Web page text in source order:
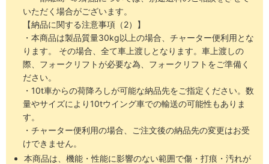
いただく場合がございます。
【納品に関する注意事項（2）】
・本商品は製品質量30kg以上の場合、チャーター便利用とな
ります。 その場合、全て車上渡しとなります。車上渡しの
際、フォークリフトが必要な為、フォークリフトをご準備く
ださい。
・10t車からの荷降ろしが可能な納品先をご指定ください。数
量やサイズにより10tウイング車での輸送の可能性もありま
す。
・チャーター便利用の場合、ご注文後の納品先の変更はお受
けできません。
本商品は、機能・性能に影響のない範囲で傷・打痕・汚れが